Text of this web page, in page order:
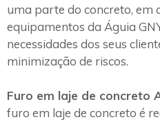
uma parte do concreto, em
equipamentos da Águia
necessidades dos seus
minimização de riscos.
Furo em laje de concreto
furo em laje de concreto é